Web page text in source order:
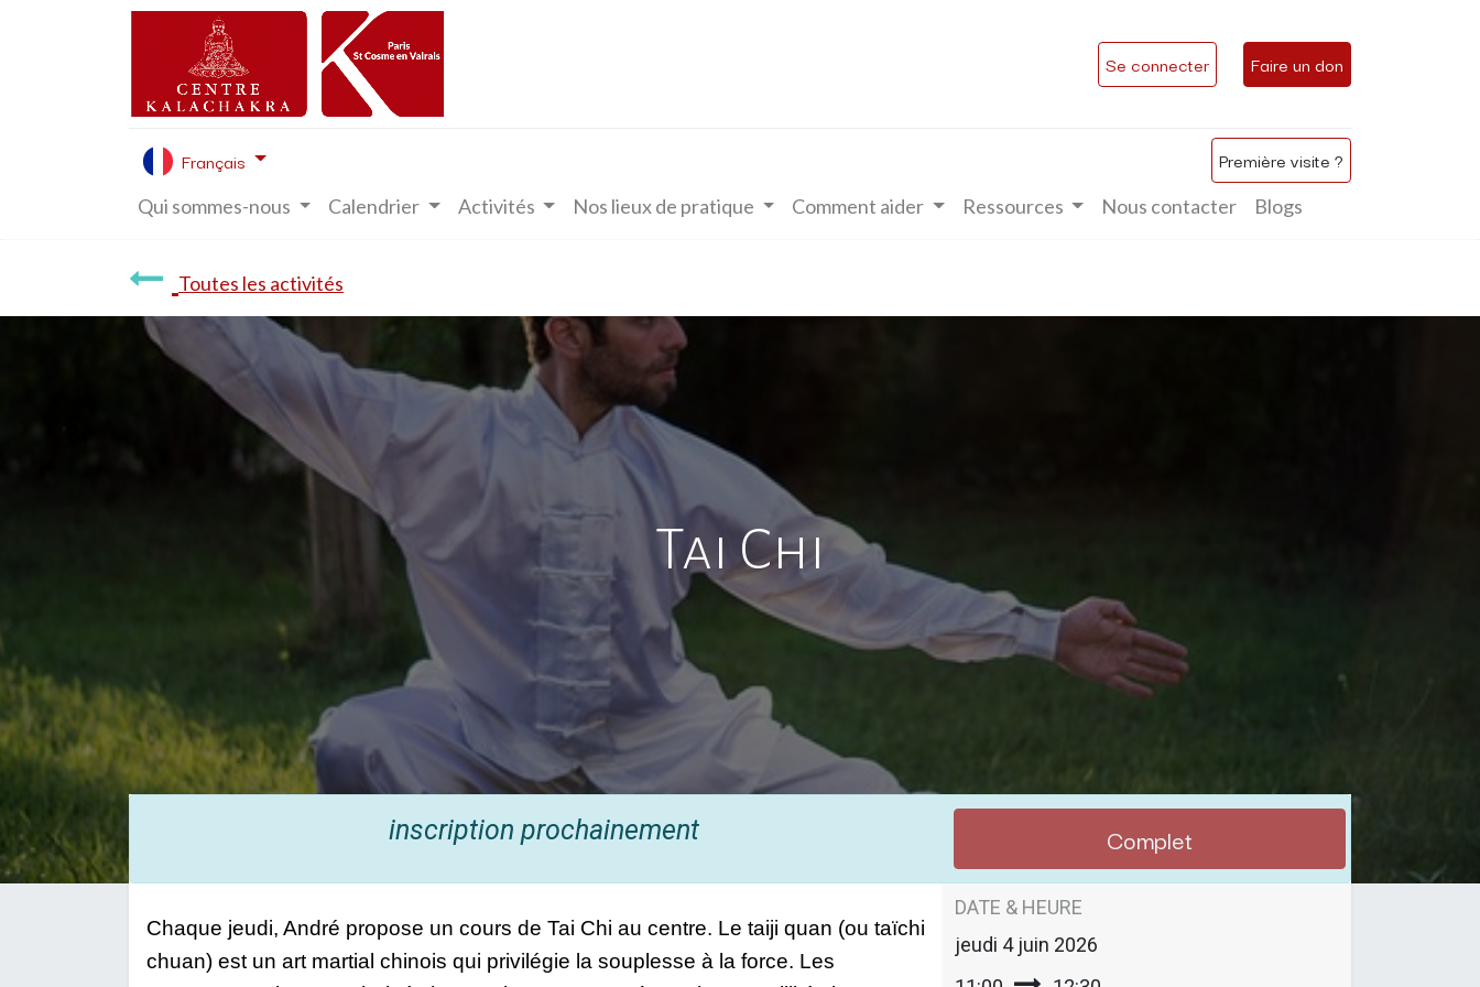
Se connecter Faire un don
Français Première visite ?
Qui sommes-nous Calendrier Activités Nos lieux de pratique Comment aider Ressources Nous contacter Blogs
Toutes les activités
Tai Chi
inscription prochainement Complet
Chaque jeudi, André propose un cours de Tai Chi au centre. Le taiji quan (ou taïchi
chuan) est un art martial chinois qui privilégie la souplesse à la force. Les
DATE & HEURE
jeudi 4 juin 2026